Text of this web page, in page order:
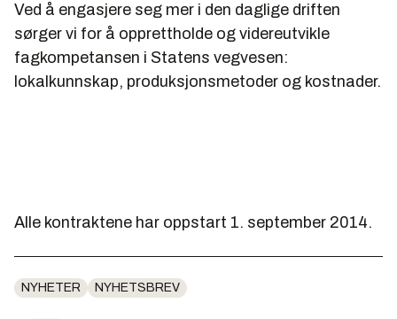
Ved å engasjere seg mer i den daglige driften
sørger vi for å opprettholde og videreutvikle
fagkompetansen i Statens vegvesen:
lokalkunnskap, produksjonsmetoder og kostnader.
Alle kontraktene har oppstart 1. september 2014.
NYHETER NYHETSBREV